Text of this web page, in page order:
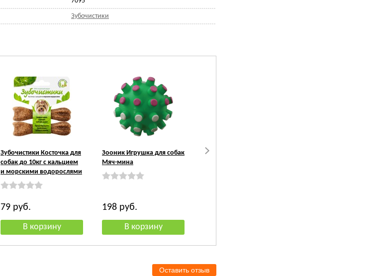
Зубочистики
Зубочистики Косточка для
собак до 10кг с кальцием
и морскими водорослями
79 руб.
Зооник Игрушка для собак
Мяч-мина
198 руб.
TiTBiT Легкое говяжье для
Оставить отзыв